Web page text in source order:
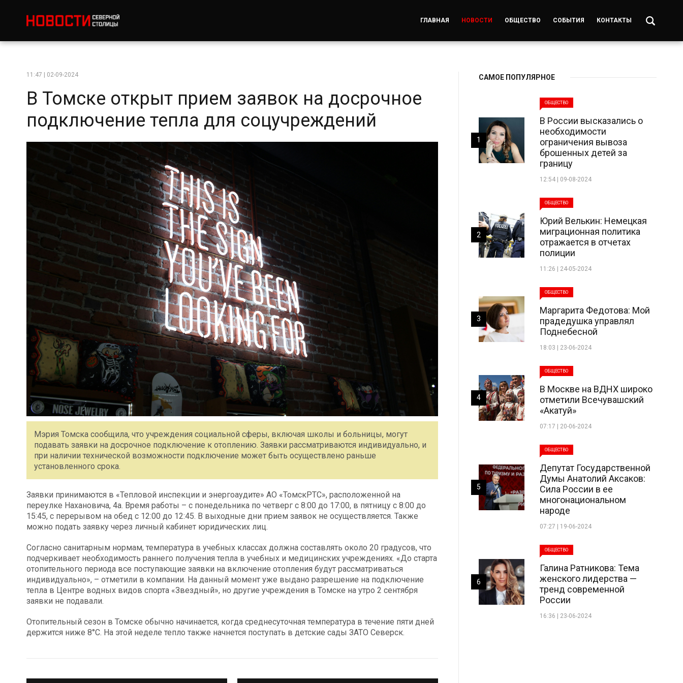
ГЛАВНАЯ НОВОСТИ ОБЩЕСТВО СОБЫТИЯ КОНТАКТЫ
11:47 | 02-09-2024
В Томске открыт прием заявок на досрочное
подключение тепла для соцучреждений
Мэрия Томска сообщила, что учреждения социальной сферы, включая школы и больницы, могут
подавать заявки на досрочное подключение к отоплению. Заявки рассматриваются индивидуально, и
при наличии технической возможности подключение может быть осуществлено раньше
установленного срока.
Заявки принимаются в «Тепловой инспекции и энергоаудите» АО «ТомскРТС», расположенной на
переулке Нахановича, 4а. Время работы – с понедельника по четверг с 8:00 до 17:00, в пятницу с 8:00 до
15:45, с перерывом на обед с 12:00 до 12:45. В выходные дни прием заявок не осуществляется. Также
можно подать заявку через личный кабинет юридических лиц.
Согласно санитарным нормам, температура в учебных классах должна составлять около 20 градусов, что
подчеркивает необходимость раннего получения тепла в учебных и медицинских учреждениях. «До старта
отопительного периода все поступающие заявки на включение отопления будут рассматриваться
индивидуально», – отметили в компании. На данный момент уже выдано разрешение на подключение
тепла в Центре водных видов спорта «Звездный», но другие учреждения в Томске на утро 2 сентября
заявки не подавали.
Отопительный сезон в Томске обычно начинается, когда среднесуточная температура в течение пяти дней
держится ниже 8°C. На этой неделе тепло также начнется поступать в детские сады ЗАТО Северск.
САМОЕ ПОПУЛЯРНОЕ
ОБЩЕСТВО
В России высказались о
необходимости
ограничения вывоза
брошенных детей за
границу
12:54 | 09-08-2024
1
ОБЩЕСТВО
Юрий Велькин: Немецкая
миграционная политика
отражается в отчетах
полиции
11:26 | 24-05-2024
2
ОБЩЕСТВО
Маргарита Федотова: Мой
прадедушка управлял
Поднебесной
18:03 | 23-06-2024
3
ОБЩЕСТВО
В Москве на ВДНХ широко
отметили Всечувашский
«Акатуй»
07:17 | 20-06-2024
4
ОБЩЕСТВО
Депутат Государственной
Думы Анатолий Аксаков:
Сила России в ее
многонациональном
народе
07:27 | 19-06-2024
5
ОБЩЕСТВО
Галина Ратникова: Тема
женского лидерства —
тренд современной
России
16:36 | 23-06-2024
6